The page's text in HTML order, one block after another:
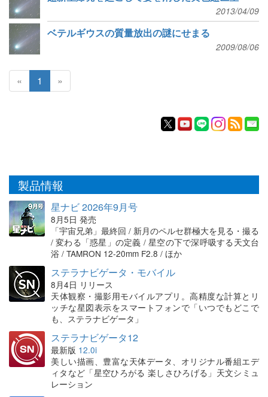
2013/04/09
ベテルギウスの質量放出の謎にせまる
2009/08/06
« 1 »
製品情報
星ナビ 2026年9月号
8月5日 発売
「宇宙兄弟」最終回 / 新月のペルセ群極大を見る・撮る
/ 変わる「惑星」の定義 / 星空の下で深呼吸する天文台
浴 / TAMRON 12-20mm F2.8 / ほか
ステラナビゲータ・モバイル
8月4日 リリース
天体観察・撮影用モバイルアプリ。高精度な計算とリ
ッチな星図表示をスマートフォンで「いつでもどこで
も、ステラナビゲータ」
ステラナビゲータ12
最新版 12.0i
美しい描画、豊富な天体データ、オリジナル番組エデ
ィタなど「星空ひろがる 楽しさひろげる」天文シミュ
レーション